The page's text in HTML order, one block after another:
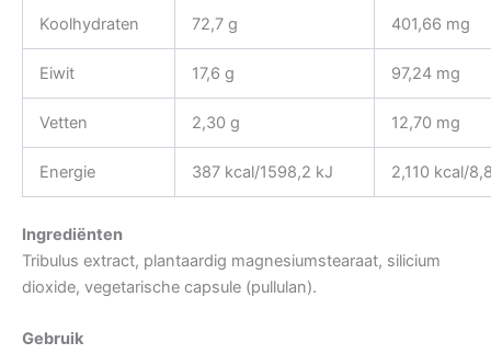
Koolhydraten 72,7 g 401,66 mg
Eiwit 17,6 g 97,24 mg
Vetten 2,30 g 12,70 mg
Energie 387 kcal/1598,2 kJ 2,110 kcal/
Ingrediënten
Tribulus extract, plantaardig magnesiumstearaat, silicium
dioxide, vegetarische capsule (pullulan).
Gebruik